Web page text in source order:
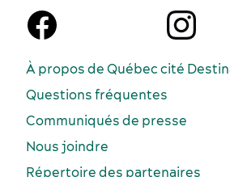
À propos de Québec cité
Questions fréquentes
Communiqués de presse
Nous joindre
Répertoire des partenaires